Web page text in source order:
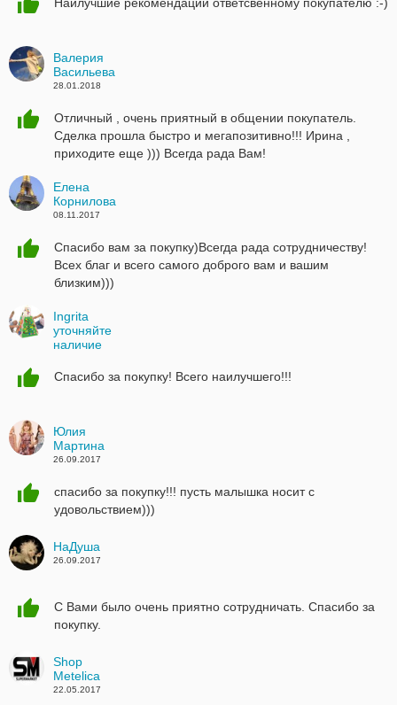
Валерия
Васильева
28.01.2018
Отличный , очень приятный в общении покупатель.
Сделка прошла быстро и мегапозитивно!!! Ирина ,
приходите еще ))) Всегда рада Вам!
Елена
Корнилова
08.11.2017
Спасибо вам за покупку)Всегда рада сотрудничеству!
Всех благ и всего самого доброго вам и вашим
близким)))
Ingrita
уточняйте
наличие
Спасибо за покупку! Всего наилучшего!!!
Юлия
Мартина
26.09.2017
спасибо за покупку!!! пусть малышка носит с
удовольствием)))
НаДуша
26.09.2017
С Вами было очень приятно сотрудничать. Спасибо за
покупку.
Shop
Metelica
22.05.2017